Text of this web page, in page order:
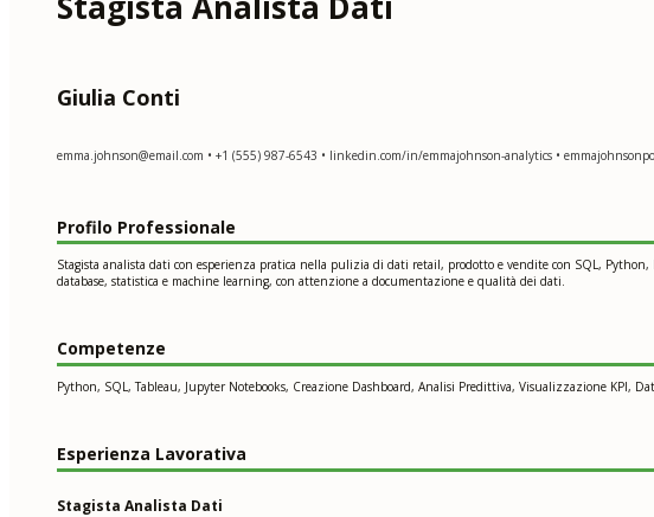
Giulia Conti
emma.johnson@email.com • +1 (555) 987-6543 • linkedin.com/in/emmajohnson-analytics •
Profilo Professionale
Stagista analista dati con esperienza pratica nella pulizia di dati retail, prodotto e vendite con SQL,
database, statistica e machine learning, con attenzione a documentazione e qualità dei dati.
Competenze
Python, SQL, Tableau, Jupyter Notebooks, Creazione Dashboard, Analisi Predittiva, Visualizzazione KPI,
Esperienza Lavorativa
Stagista Analista Dati